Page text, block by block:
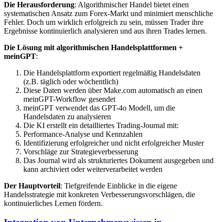
Die Herausforderung: Algorithmischer Handel bietet einen
systematischen Ansatz zum Forex-Markt und minimiert menschliche
Fehler. Doch um wirklich erfolgreich zu sein, müssen Trader ihre
Ergebnisse kontinuierlich analysieren und aus ihren Trades lernen.
Die Lösung mit algorithmischen Handelsplattformen +
meinGPT:
Die Handelsplattform exportiert regelmäßig Handelsdaten
(z.B. täglich oder wöchentlich)
Diese Daten werden über Make.com automatisch an einen
meinGPT-Workflow gesendet
meinGPT verwendet das GPT-4o Modell, um die
Handelsdaten zu analysieren
Die KI erstellt ein detailliertes Trading-Journal mit:
Performance-Analyse und Kennzahlen
Identifizierung erfolgreicher und nicht erfolgreicher Muster
Vorschläge zur Strategieverbesserung
Das Journal wird als strukturiertes Dokument ausgegeben und
kann archiviert oder weiterverarbeitet werden
Der Hauptvorteil: Tiefgreifende Einblicke in die eigene
Handelsstrategie mit konkreten Verbesserungsvorschlägen, die
kontinuierliches Lernen fördern.